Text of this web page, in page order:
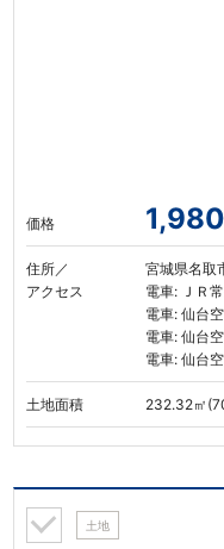
価格
住所／
アクセス
宮城県名取
電車: ＪＲ
電車: 仙台
電車: 仙台
電車: 仙台
土地面積 232.32㎡
土地